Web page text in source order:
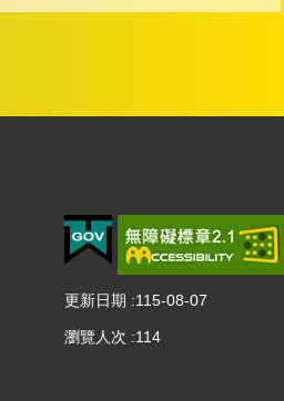
更新日期 115-08-07
瀏覽人次 114